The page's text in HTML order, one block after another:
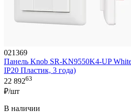
021369
Панель Knob SR-KN9550K4-UP
IP20 Пластик, 3 года)
22 89263
₽/шт
В наличии